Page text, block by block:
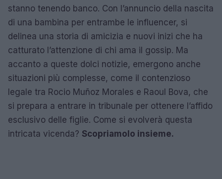
stanno tenendo banco. Con l’annuncio della nascita
di una bambina per entrambe le influencer, si
delinea una storia di amicizia e nuovi inizi che ha
catturato l’attenzione di chi ama il gossip. Ma
accanto a queste dolci notizie, emergono anche
situazioni più complesse, come il contenzioso
legale tra Rocio Muñoz Morales e Raoul Bova, che
si prepara a entrare in tribunale per ottenere l’affido
esclusivo delle figlie. Come si evolverà questa
intricata vicenda? Scopriamolo insieme.